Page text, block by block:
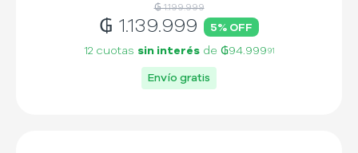
₲ 1.199.999
₲ 1.139.999 5% OFF
12 cuotas sin interésde ₲94.999 91
Envío gratis